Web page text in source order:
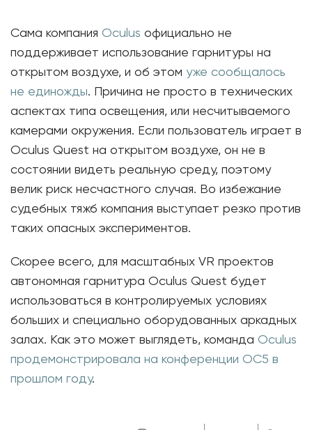
Сама компания Oculus официально не
поддерживает использование гарнитуры на
открытом воздухе, и об этом уже сообщалось
не единожды. Причина не просто в технических
аспектах типа освещения, или несчитываемого
камерами окружения. Если пользователь играет в
Oculus Quest на открытом воздухе, он не в
состоянии видеть реальную среду, поэтому
велик риск несчастного случая. Во избежание
судебных тяжб компания выступает резко против
таких опасных экспериментов.
Скорее всего, для масштабных VR проектов
автономная гарнитура Oculus Quest будет
использоваться в контролируемых условиях
больших и специально оборудованных аркадных
залах. Как это может выглядеть, команда Oculus
продемонстрировала на конференции OC5 в
прошлом году.